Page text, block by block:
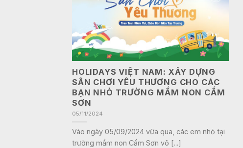
HOLIDAYS VIỆT NAM: XÂY DỰNG
SÂN CHƠI YÊU THƯƠNG CHO CÁC
BẠN NHỎ TRƯỜNG MẦM NON CẨM
SƠN
05/11/2024
Vào ngày 05/09/2024 vừa qua, các em nhỏ tại
trường mầm non Cẩm Sơn vô [...]